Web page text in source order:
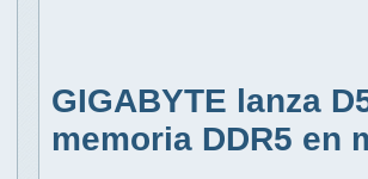
GIGABYTE lanza
memoria DDR5 en